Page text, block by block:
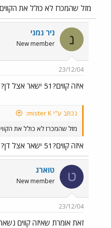
מזל שהמכרז לא כולל את
נ ניר נמני
New member
23/12/04
איזה קווים?51 ישאר אצל דן?
נכתב ע"י mister K:
מזל שהמכרז לא כולל את
איזה קווים?51 ישאר אצל דן?
ט טוארג
New member
23/12/04
זאת אומרת שאיזה קווים